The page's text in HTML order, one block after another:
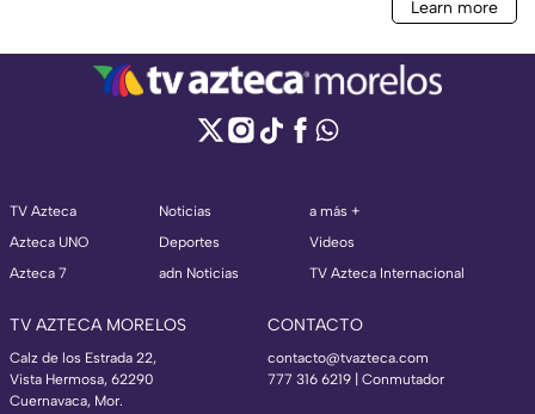
TV Azteca
Azteca UNO
Azteca 7
Noticias
Deportes
adn Noticias
a más +
Videos
TV Azteca Internacional
TV AZTECA MORELOS
Calz de los Estrada 22,
Vista Hermosa, 62290
Cuernavaca, Mor.
CONTACTO
contacto@tvazteca.com
777 316 6219 | Conmutador